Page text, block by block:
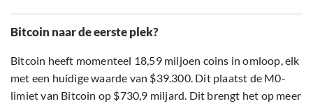
Bitcoin naar de eerste plek?
Bitcoin heeft momenteel 18,59 miljoen coins in omloop, elk
met een huidige waarde van $39.300. Dit plaatst de M0-
limiet van Bitcoin op $730,9 miljard. Dit brengt het op meer